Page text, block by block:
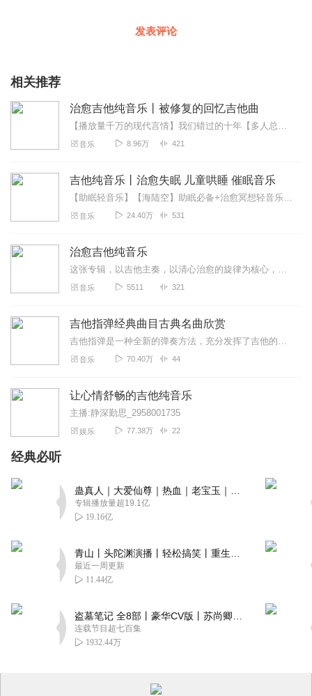
发表评论
相关推荐
治愈吉他纯音乐丨被修复的回忆吉他曲
【播放量千万的现代言情】我们错过的十年【多人总裁甜宠】惹上总裁休想跑事情你做着还顺利吧？工作当中不要太心急了，把心态放得平稳点儿，好吧？抽空也让自己放松一点儿。...
音乐 8.96万 421
吉他纯音乐丨治愈失眠 儿童哄睡 催眠音乐
【助眠轻音乐】【海陆空】助眠必备+治愈冥想轻音乐【大自然白噪音】静心助眠+减压催眠【听自然的音乐助你入眠】助眠古风音乐睡前轻音乐，缓解一天紧张和疲惫的精神状态，...
音乐 24.40万 531
治愈吉他纯音乐
这张专辑，以吉他主奏，以清心治愈的旋律为核心，带给你沉浸式的大自然场景听音体验，瞬间回归内心的平静。适宜人群：失眠患者，生活忙碌的上班族，瑜伽爱好者，高压考试...
音乐 5511 321
吉他指弹经典曲目古典名曲欣赏
吉他指弹是一种全新的弹奏方法，充分发挥了吉他的特色，融入鼓声，打弦，分解，泛音，扫弦等等各种指法，很多经典歌曲名曲通过吉他指弹，都能表现出非同一般的独特音色和优...
音乐 70.40万 44
让心情舒畅的吉他纯音乐
主播:静深勤思_2958001735
娱乐 77.38万 22
经典必听
专辑播放量超19.1亿
19.16亿
最近一周更新
11.44亿
连载节目超七百集
1932.44万